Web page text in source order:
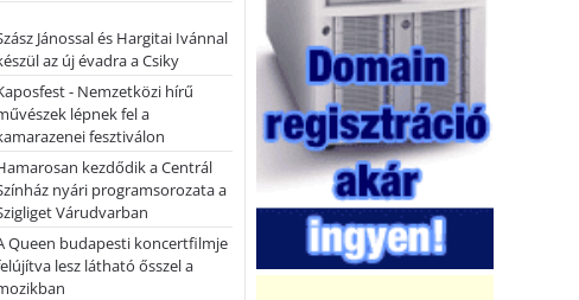
Jánossal és Hargitai Ivánnal
az új évadra a Csiky
- Nemzetközi hírű
lépnek fel a
fesztiválon
kezdődik a Centrál
nyári programsorozata a
Várudvarban
Queen budapesti koncertfilmje
lesz látható ősszel a